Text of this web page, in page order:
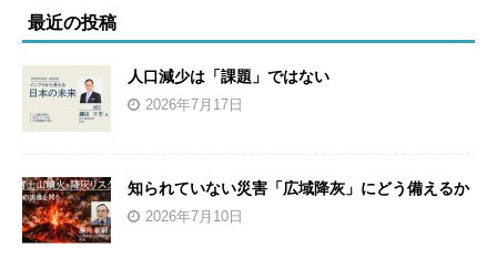
最近の投稿
人口減少は「課題」ではない
2026年7月17日
知られていない災害「広域降灰」にどう備えるか
2026年7月10日